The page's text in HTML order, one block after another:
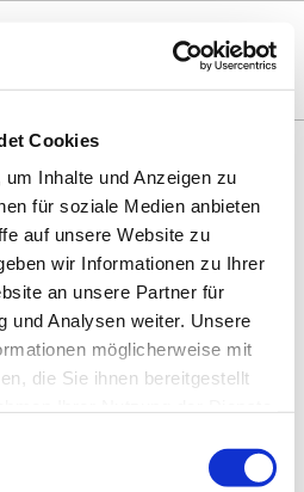
Cookies
Inhalte und Anzeigen zu
für soziale Medien anbieten
auf unsere Website zu
wir Informationen zu Ihrer
an unsere Partner für
und Analysen weiter. Unsere
möglicherweise mit
die Sie ihnen bereitgestellt
Webseite weiterhin nutzen.
UND VERLAGE IM